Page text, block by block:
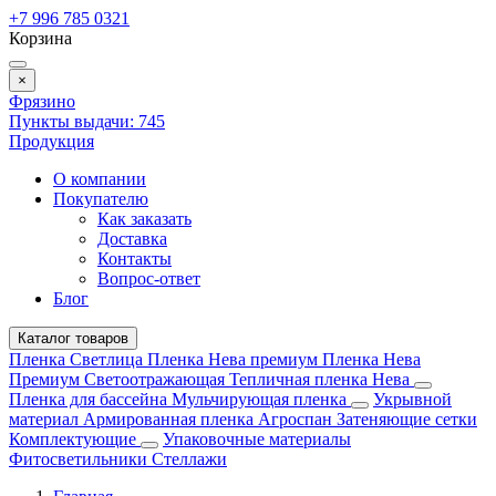
+7 996 785 0321
Корзина
×
Фрязино
Пункты выдачи: 745
Продукция
О компании
Покупателю
Как заказать
Доставка
Контакты
Вопрос-ответ
Блог
Каталог товаров
Пленка Светлица Пленка Нева премиум Пленка Нева
Премиум Светоотражающая Тепличная пленка Нева
Пленка для бассейна Мульчирующая пленка
Укрывной
материал Армированная пленка Агроспан Затеняющие сетки
Комплектующие
Упаковочные материалы
Фитосветильники Стеллажи